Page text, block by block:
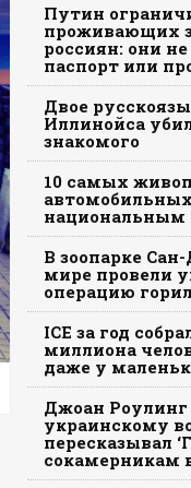
Путин
проживающих
россиян: они
паспорт или
Двое
Иллинойса
знакомого
10 самых
В зоопарке
мире провели
операцию
ICE за год
миллиона
даже у
Джоан Роулинг
украинскому
пересказывал
сокамерникам